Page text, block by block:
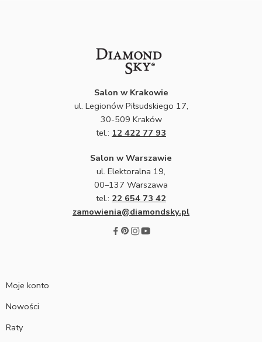
Salon w Krakowie
ul. Legionów Piłsudskiego 17,
30-509 Kraków
tel.: 12 422 77 93
Salon w Warszawie
ul. Elektoralna 19,
00–137 Warszawa
tel.: 22 654 73 42
zamowienia@diamondsky.pl
Moje konto
Nowości
Raty